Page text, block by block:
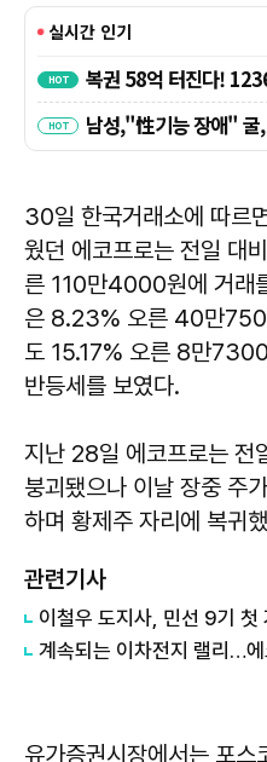
30일 한국거래소에 따르
웠던 에코프로는 전일
른 110만4000원에 거래
은 8.23% 오른 40만
도 15.17% 오른 8만
반등세를 보였다.
지난 28일 에코프로는 전
붕괴됐으나 이날 장중 주
하며 황제주 자리에 복귀
관련기사
계속되는 이차전지 랠리…
유가증권시장에서는 포